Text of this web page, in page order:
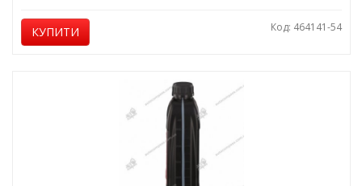
КУПИТИ Код: 464141-54